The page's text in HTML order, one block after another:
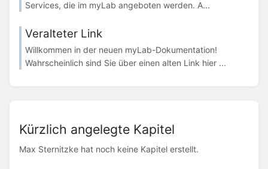
Services, die im myLab angeboten werden. A...
Veralteter Link
Willkommen in der neuen myLab-Dokumentation!
Wahrscheinlich sind Sie über einen alten Link hier ...
Kürzlich angelegte Kapitel
Max Sternitzke hat noch keine Kapitel erstellt.